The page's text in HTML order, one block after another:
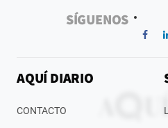
SÍGUENOS
AQUÍ DIARIO
CONTACTO